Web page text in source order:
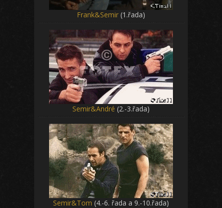
Frank&Semir (1.řada)
Semir&André (2.-3.řada)
Semir&Tom (4.-6. řada a 9.-10.řada)